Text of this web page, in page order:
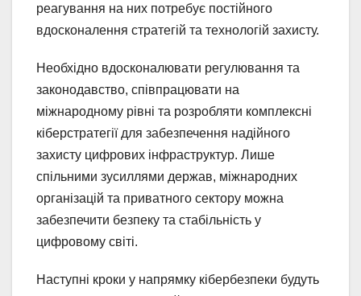
реагування на них потребує постійного
вдосконалення стратегій та технологій захисту.
Необхідно вдосконалювати регулювання та
законодавство, співпрацювати на
міжнародному рівні та розробляти комплексні
кіберстратегії для забезпечення надійного
захисту цифрових інфраструктур. Лише
спільними зусиллями держав, міжнародних
організацій та приватного сектору можна
забезпечити безпеку та стабільність у
цифровому світі.
Наступні кроки у напрямку кібербезпеки будуть